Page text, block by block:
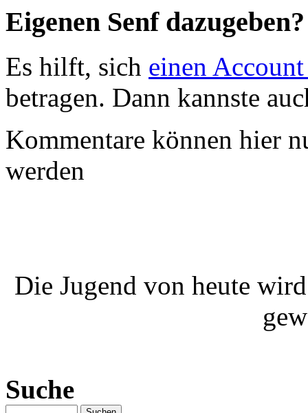
Eigenen Senf dazugeben?
Es hilft, sich einen
betragen. Dann kannste
Kommentare können hier
werden
Die Jugend von heute
Suche